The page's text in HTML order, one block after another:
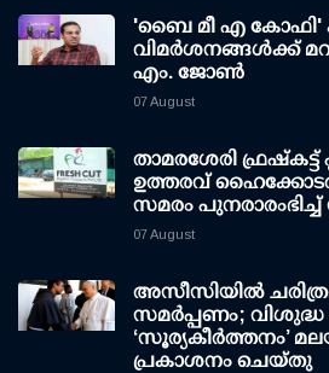
'ബൈ മീ എ കോഫി'
വിമര്‍ശനങ്ങള്‍ക്ക്
എം. ജോണ്‍
07 August
താമരശേരി ഫ്രഷ്കട്ട്
ഉത്തരവ്
സമരം
07 August
അസീസിയിൽ
സമർപ്പണം; വിശുദ്ധ
‘സൂര്യകീർത്തനം’
പ്രകാശനം ചെയ്തു